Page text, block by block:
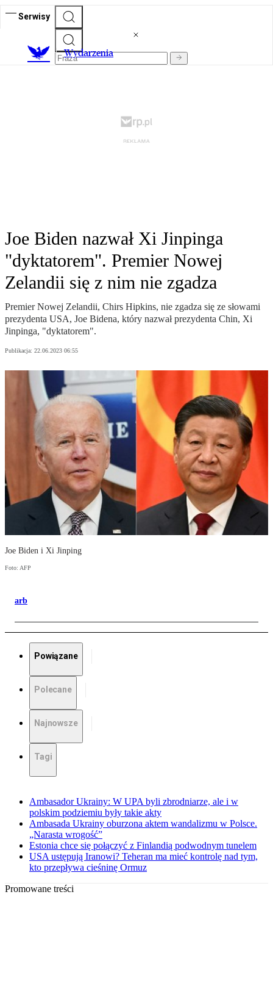
Serwisy
Wydarzenia
Joe Biden nazwał Xi Jinpinga
"dyktatorem". Premier Nowej
Zelandii się z nim nie zgadza
Premier Nowej Zelandii, Chirs Hipkins, nie zgadza się ze słowami
prezydenta USA, Joe Bidena, który nazwał prezydenta Chin, Xi
Jinpinga, "dyktatorem".
Publikacja: 22.06.2023 06:55
Joe Biden i Xi Jinping
Foto: AFP
arb
Powiązane
Polecane
Najnowsze
Tagi
Ambasador Ukrainy: W UPA byli zbrodniarze, ale i w
polskim podziemiu były takie akty
Ambasada Ukrainy oburzona aktem wandalizmu w Polsce.
„Narasta wrogość”
Estonia chce się połączyć z Finlandią podwodnym tunelem
USA ustępują Iranowi? Teheran ma mieć kontrolę nad tym,
kto przepływa cieśninę Ormuz
Promowane treści